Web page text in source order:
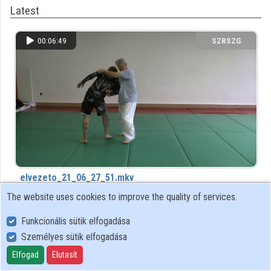
Latest
00:06:49 SZRSZG
elvezeto_21_06_27_51.mkv
308 view 7 year(s) ago
Top rated recently
The website uses cookies to improve the quality of services.
Funkcionális sütik elfogadása
Személyes sütik elfogadása
Elfogad Elutasít